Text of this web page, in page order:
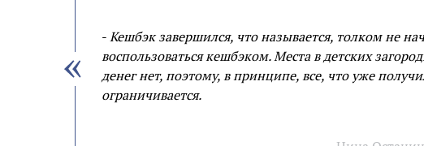
-Кешбэк завершился, что называется, толком не
воспользоваться кешбэком. Места в детских
денег нет, поэтому, в принципе, все, что уже
ограничивается.